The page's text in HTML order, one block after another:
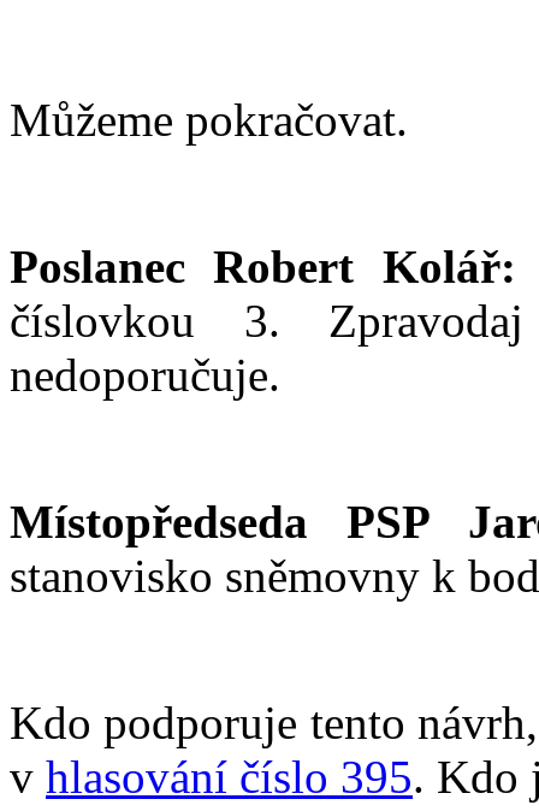
Můžeme pokračovat.
Poslanec Robert Kolář:
číslovkou 3. Zpravodaj
nedoporučuje.
Místopředseda PSP
stanovisko sněmovny k
Kdo podporuje tento
v hlasování číslo 395. Kdo